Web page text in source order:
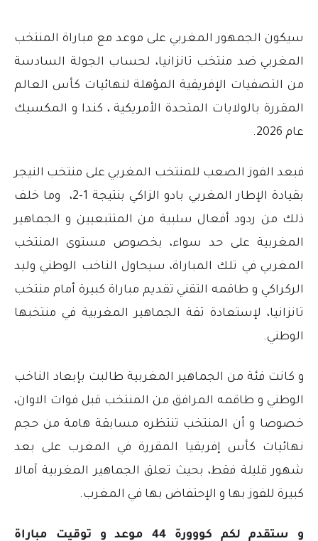
سيكون الجمهور المغربي على موعد مع مباراة المنتخب
المغربي ضد منتخب تانزانيا، لحساب الجولة السادسة
من التصفيات الإفريقية المؤهلة لنهائيات كأس العالم
المقررة بالولايات المتحدة الأمريكية ، كندا و المكسيك
عام 2026.
فبعد الفوز الصعب للمنتخب المغربي على منتخب النيجر
بقيادة الإطار المغربي بادو الزاكي بنتيجة 1-2، وما خلف
ذلك من ردود أفعال سلبية من المتتبعيين و الجماهير
المغربية على حد سواء، بخصوص مستوى المنتخب
المغربي في تلك المباراة، سيحاول الناخب الوطني وليد
الركراكي و طاقمه التقني تقديم مباراة كبيرة أمام منتخب
تانزانيا، لإستعادة ثقة الجماهير المغربية في منتخبها
الوطني.
و كانت فئة من الجماهير المغربية طالبت بإبعاد الناخب
الوطني و طاقمه المرافق من المنتخب قبل فوات الاوان،
خصوصا و أن المنتخب تنتظره مسابقة هامة من حجم
نهائيات كأس إفريقيا المقررة في المغرب على بعد
شهور قليلة فقط، بحيث تعلق الجماهير المغربية آمالا
كبيرة للفوز بها و الإحتفاض بها في المغرب.
و ستقدم لكم كووورة 44 موعد و توقيت مباراة